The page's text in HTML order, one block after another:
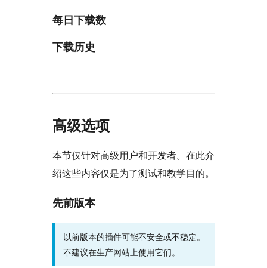
每日下载数
下载历史
高级选项
本节仅针对高级用户和开发者。在此介
绍这些内容仅是为了测试和教学目的。
先前版本
以前版本的插件可能不安全或不稳定。
不建议在生产网站上使用它们。